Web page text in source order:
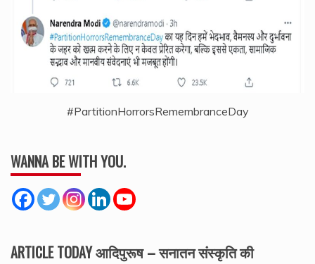
#PartitionHorrorsRemembranceDay
WANNA BE WITH YOU.
ARTICLE TODAY आदिपुरूष – सनातन संस्कृति की